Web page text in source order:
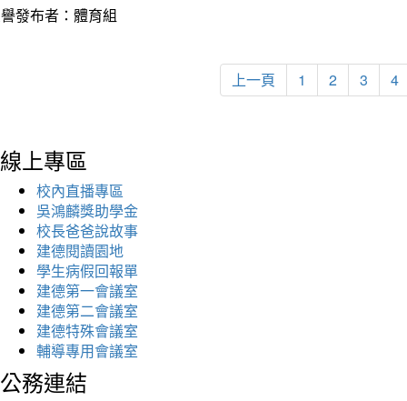
發布者：體育組
上一頁 1 2 3 4
線上專區
校內直播專區
吳鴻麟獎助學金
校長爸爸說故事
建德閱讀園地
學生病假回報單
建德第一會議室
建德第二會議室
建德特殊會議室
輔導專用會議室
公務連結